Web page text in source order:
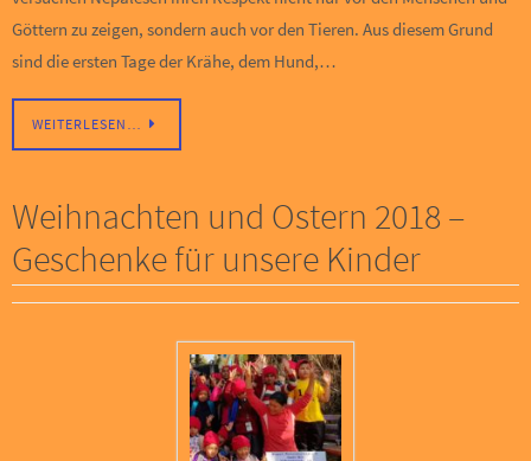
Göttern zu zeigen, sondern auch vor den Tieren. Aus diesem Grund
sind die ersten Tage der Krähe, dem Hund,…
WEITERLESEN…
Weihnachten und Ostern 2018 –
Geschenke für unsere Kinder